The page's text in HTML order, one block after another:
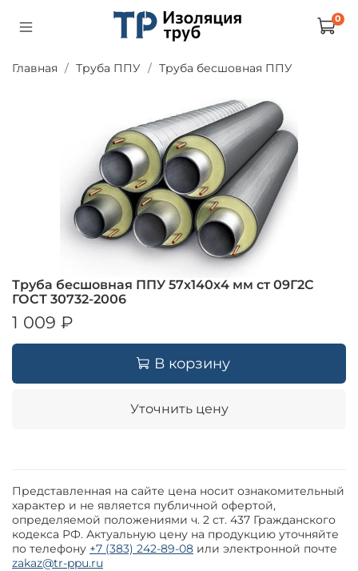
0
Главная Труба ППУ Труба бесшовная ППУ
Труба бесшовная ППУ 57х140х4 мм ст 09Г2С
ГОСТ 30732-2006
1 009 ₽
В корзину
Уточнить цену
Представленная на сайте цена носит ознакомительный
характер и не является публичной офертой,
определяемой положениями ч. 2 ст. 437 Гражданского
кодекса РФ. Актуальную цену на продукцию уточняйте
по телефону +7 (383) 242-89-08 или электронной почте
zakaz@tr-ppu.ru